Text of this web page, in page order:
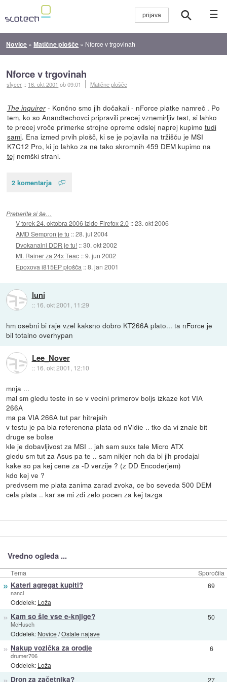
☰
Novice »Matične plošče » Nforce v trgovinah
Nforce v trgovinah
slycer :: 16. okt 2001 ob 09:01 Matične plošče
The inquirer- Končno smo jih dočakali - nForce platke namreč . Po
tem, ko so Anandtechovci pripravili precej vznemirljiv test, si lahko
te precej vroče primerke strojne opreme odslej naprej kupimo tudi
sami. Ena izmed prvih plošč, ki se je pojavila na tržišču je MSI
K7C12 Pro, ki jo lahko za ne tako skromnih 459 DEM kupimo na
tejnemški strani.
2 komentarja
Preberite si še…
V torek 24. oktobra 2006 izide Firefox 2.0 ::23. okt 2006
AMD Sempron je tu ::28. jul 2004
Dvokanalni DDR je tu! ::30. okt 2002
Mt. Rainer za 24x Teac ::9. jun 2002
Epoxova i815EP plošča ::8. jan 2001
luni
:: 16. okt 2001, 11:29
hm osebni bi raje vzel kaksno dobro KT266A plato... ta nForce je
bil totalno overhypan
Lee_Nover
:: 16. okt 2001, 12:10
mnja ...
mal sm gledu teste in se v vecini primerov boljs izkaze kot VIA
266A
ma pa VIA 266A tut par hitrejsih
v testu je pa bla referencna plata od nVidie .. tko da vi znale bit
druge se bolse
kle je dobavljivost za MSI .. jah sam suxx tale Micro ATX
gledu sm tut za Asus pa te .. sam nikjer nch da bi jih prodajal
kake so pa kej cene za -D verzije ? (z DD Encoderjem)
kdo kej ve ?
predvsem me plata zanima zarad zvoka, ce bo seveda 500 DEM
cela plata .. kar se mi zdi zelo pocen za kej tazga
Vredno ogleda ...
Tema Sporočila
» Kateri agregat kupiti?
nanci
Oddelek: Loža
69
» Kam so šle vse e-knjige?
McHusch
Oddelek: Novice/Ostale najave
50
» Nakup vozička za orodje
drumer706
Oddelek: Loža
6
Dron za začetnika? 27